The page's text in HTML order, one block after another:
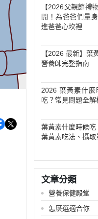
私密呵護
窈窕代謝
送禮推薦
【2026父親節禮
開！為爸爸們量
進爸爸心坎裡
【2026 最新】葉
營養師完整指南
2026 葉黃素什
吃？常見問題全解
葉黃素什麼時候
葉黃素吃法、攝取
文章分類
營養保健殿堂
怎麼選適合你